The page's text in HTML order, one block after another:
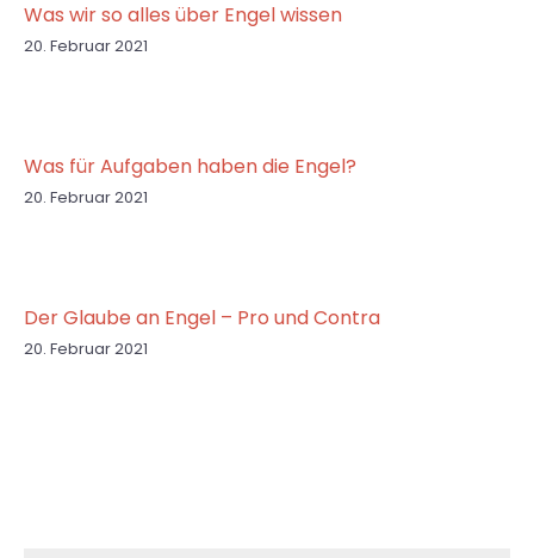
Was wir so alles über Engel wissen
20. Februar 2021
Was für Aufgaben haben die Engel?
20. Februar 2021
Der Glaube an Engel – Pro und Contra
20. Februar 2021